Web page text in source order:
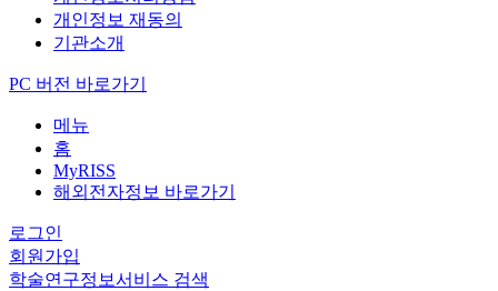
개인정보 재동의
기관소개
PC 버전 바로가기
메뉴
홈
MyRISS
해외전자정보 바로가기
로그인
회원가입
학술연구정보서비스 검색